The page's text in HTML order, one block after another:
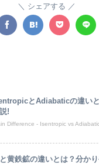
シェアする
とAdiabaticの違い
!
Difference - Isentropic vs
黄鉄鉱の違いとは？分か